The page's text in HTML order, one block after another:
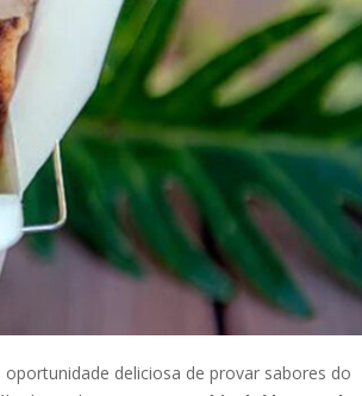
deliciosa de provar sabores do